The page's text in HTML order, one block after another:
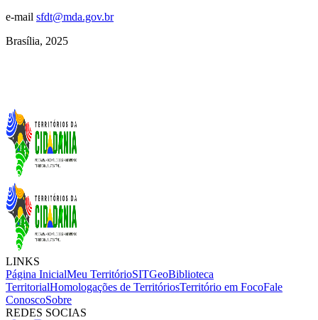
e-mail sfdt@mda.gov.br
Brasília, 2025
LINKS
Página InicialMeu TerritórioSITGeoBiblioteca
TerritorialHomologações de TerritóriosTerritório em FocoFale
ConoscoSobre
REDES SOCIAS